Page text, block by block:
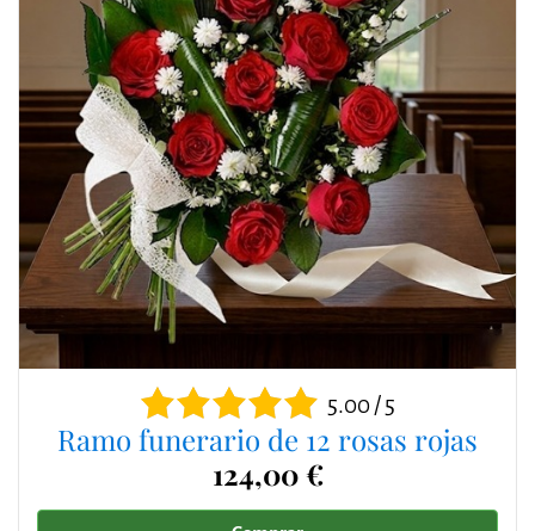
5.00 / 5
Ramo funerario de 12 rosas rojas
124,00 €